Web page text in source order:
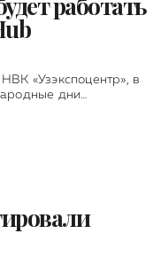
«Узэкспоцентр», в
дни…